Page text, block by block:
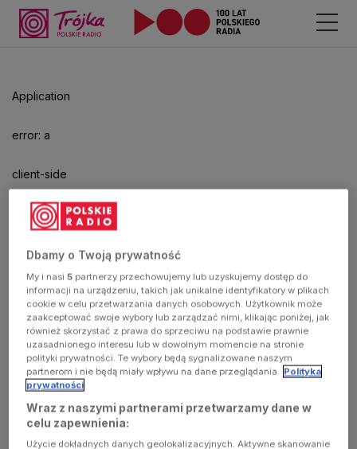
Application
error: a
client-side
exception
has
occurred
(see the
browser
console for
aby
odtwarzać.
Dbamy o Twoją prywatność
My i nasi5 partnerzy przechowujemy lub uzyskujemy dostęp do
informacji na urządzeniu, takich jak unikalne identyfikatory w plikach
cookie w celu przetwarzania danych osobowych. Użytkownik może
zaakceptować swoje wybory lub zarządzać nimi, klikając poniżej, jak
również skorzystać z prawa do sprzeciwu na podstawie prawnie
uzasadnionego interesu lub w dowolnym momencie na stronie
polityki prywatności. Te wybory będą sygnalizowane naszym
partnerom i nie będą miały wpływu na dane przeglądania. Polityka
prywatności
Wraz z naszymi partnerami przetwarzamy dane w
celu zapewnienia:
Użycie dokładnych danych geolokalizacyjnych. Aktywne skanowanie